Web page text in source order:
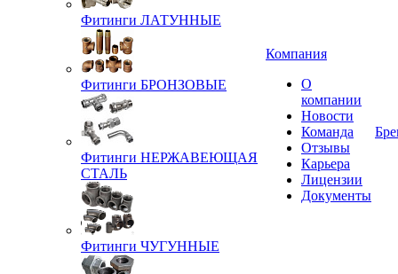
Фитинги ЛАТУННЫЕ
Фитинги БРОНЗОВЫЕ
Фитинги НЕРЖАВЕЮЩАЯ
СТАЛЬ
Фитинги ЧУГУННЫЕ
Компания
О
компании
Новости
Команда
Отзывы
Карьера
Лицензии
Документы